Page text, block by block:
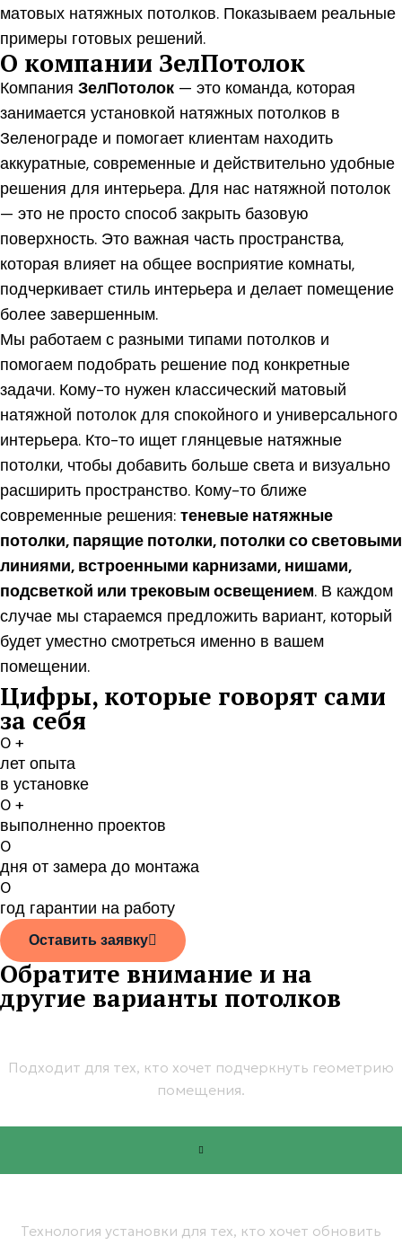
матовых натяжных потолков. Показываем реальные
примеры готовых решений.
О компании ЗелПотолок
Компания ЗелПотолок — это команда, которая
занимается установкой натяжных потолков в
Зеленограде и помогает клиентам находить
аккуратные, современные и действительно удобные
решения для интерьера. Для нас натяжной потолок
— это не просто способ закрыть базовую
поверхность. Это важная часть пространства,
которая влияет на общее восприятие комнаты,
подчеркивает стиль интерьера и делает помещение
более завершенным.
Мы работаем с разными типами потолков и
помогаем подобрать решение под конкретные
задачи. Кому-то нужен классический матовый
натяжной потолок для спокойного и универсального
интерьера. Кто-то ищет глянцевые натяжные
потолки, чтобы добавить больше света и визуально
расширить пространство. Кому-то ближе
современные решения: теневые натяжные
потолки, парящие потолки, потолки со световыми
линиями, встроенными карнизами, нишами,
подсветкой или трековым освещением. В каждом
случае мы стараемся предложить вариант, который
будет уместно смотреться именно в вашем
помещении.
Цифры, которые говорят сами
за себя
0 +
лет опыта
в установке
0 +
выполненно проектов
0
дня от замера до монтажа
0
год гарантии на работу
Оставить заявку
Обратите внимание и на
другие варианты потолков
Подходит для тех, кто хочет подчеркнуть геометрию
помещения.
Технология установки для тех, кто хочет обновить